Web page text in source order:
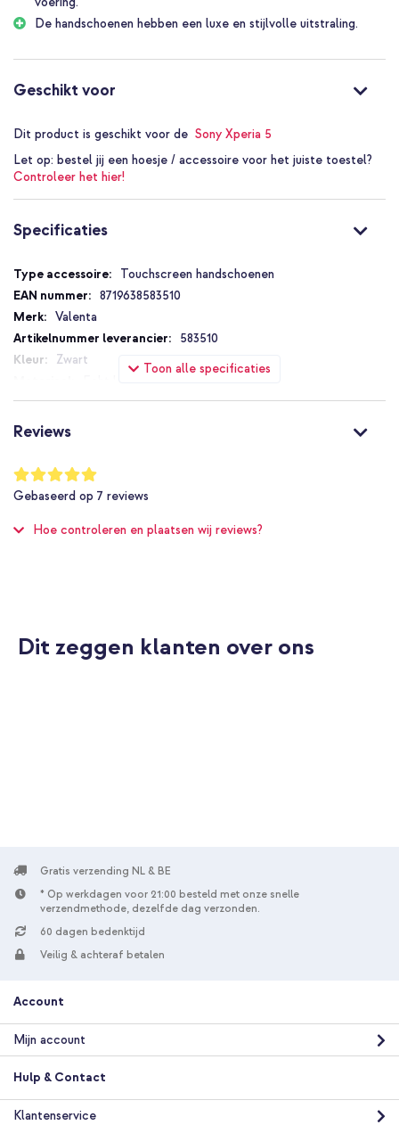
De handschoenen hebben een luxe en stijlvolle uitstraling.
Geschikt voor
Dit product is geschikt voor de Sony Xperia 5
Let op: bestel jij een hoesje / accessoire voor het juiste toestel?
Controleer het hier!
Specificaties
Toon alle specificaties
Specificaties
Touchscreen handschoenen
8719638583510
Valenta
583510
Zwart
Universeel
Reviews
Waardering:
100
%
of
Gebaseerd op 7 reviews
Hoe controleren en plaatsen wij reviews?
Dit zeggen klanten over ons
Gratis verzending NL & BE
* Op werkdagen voor 21:00 besteld met onze snelle
verzendmethode, dezelfde dag verzonden.
60 dagen bedenktijd
Veilig & achteraf betalen
Account
Mijn account
Hulp & Contact
Klantenservice